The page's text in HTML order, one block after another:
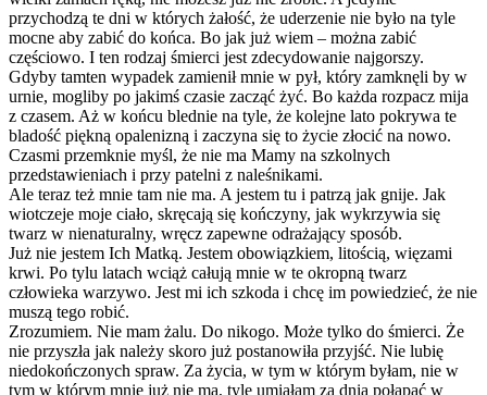
przychodzą te dni w których żałość, że uderzenie nie było na tyle
mocne aby zabić do końca. Bo jak już wiem – można zabić
częściowo. I ten rodzaj śmierci jest zdecydowanie najgorszy.
Gdyby tamten wypadek zamienił mnie w pył, który zamknęli by w
urnie, mogliby po jakimś czasie zacząć żyć. Bo każda rozpacz mija
z czasem. Aż w końcu blednie na tyle, że kolejne lato pokrywa te
bladość piękną opalenizną i zaczyna się to życie złocić na nowo.
Czasmi przemknie myśl, że nie ma Mamy na szkolnych
przedstawieniach i przy patelni z naleśnikami.
Ale teraz też mnie tam nie ma. A jestem tu i patrzą jak gnije. Jak
wiotczeje moje ciało, skręcają się kończyny, jak wykrzywia się
twarz w nienaturalny, wręcz zapewne odrażający sposób.
Już nie jestem Ich Matką. Jestem obowiązkiem, litością, więzami
krwi. Po tylu latach wciąż całują mnie w te okropną twarz
człowieka warzywo. Jest mi ich szkoda i chcę im powiedzieć, że nie
muszą tego robić.
Zrozumiem. Nie mam żalu. Do nikogo. Może tylko do śmierci. Że
nie przyszła jak należy skoro już postanowiła przyjść. Nie lubię
niedokończonych spraw. Za życia, w tym w którym byłam, nie w
tym w którym mnie już nie ma, tyle umiałam za dnia połapać w